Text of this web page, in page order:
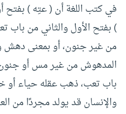
في كتب اللغة أن (‏ عتِه )‏ بفتح
)‏ بفتح الأول والثاني من باب
من غير جنون، أو بمعنى دهش
المدهوش من غير مس أو
باب تعب، ذهب عقله حياء أو
والإنسان قد يولد مجردًا من